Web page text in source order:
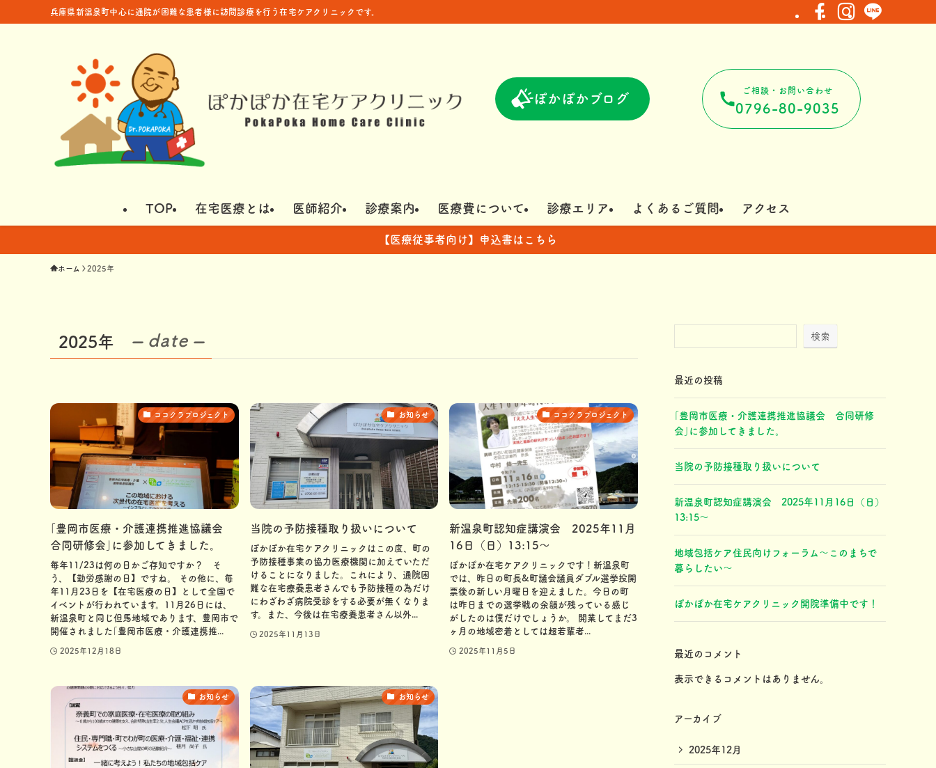
兵庫県新温泉町中心に通院が困難な患者様に訪問診療を行う在宅ケアクリニックです。
TOP 在宅医療とは 医師紹介 診療案内 医療費について 診療エリア よくあるご質問 アクセス
ぽかぽかブログ
ご相談・お問い合わせ
0796-80-9035
【医療従事者向け】申込書はこちら
ホーム 2025年
2025年 – date –
ココクラプロジェクト
｢豊岡市医療・介護連携推進協議会
合同研修会｣に参加してきました。
毎年11/23は何の日かご存知ですか？ そ
う、【勤労感謝の日】ですね。 その他に、毎
年11月23日を【在宅医療の日】として全国で
イベントが行われています。11月26日には、
新温泉町と同じ但馬地域であります、豊岡市で
開催されました｢豊岡市医療・介護連携推...
2025年12月18日
お知らせ
当院の予防接種取り扱いについて
ぽかぽか在宅ケアクリニックはこの度、町の
予防接種事業の協力医療機関に加えていただ
けることになりました。これにより、通院困
難な在宅療養患者さんでも予防接種の為だけ
にわざわざ病院受診をする必要が無くなりま
す。また、今後は在宅療養患者さん以外...
2025年11月13日
ココクラプロジェクト
新温泉町認知症講演会 2025年11月
16日（日）13:15〜
ぽかぽか在宅ケアクリニックです！新温泉町
では、昨日の町長&町議会議員ダブル選挙投開
票後の新しい月曜日を迎えました。今日の町
は昨日までの選挙戦の余韻が残っている感じ
がしたのは僕だけでしょうか。 開業してまだ3
ヶ月の地域密着としては超若輩者...
2025年11月5日
お知らせ お知らせ
検索
最近の投稿
｢豊岡市医療・介護連携推進協議会 合同研修
会｣に参加してきました。
当院の予防接種取り扱いについて
新温泉町認知症講演会 2025年11月16日（日）
13:15〜
地域包括ケア住民向けフォーラム～このまちで
暮らしたい～
ぽかぽか在宅ケアクリニック開院準備中です！
最近のコメント
表示できるコメントはありません。
アーカイブ
2025年12月